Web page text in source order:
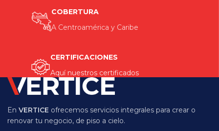
COBERTURA
A Centroamérica y Caribe
CERTIFICACIONES
Aquí nuestros certificados
En VERTICE ofrecemos servicios integrales para crear o
renovar tu negocio, de piso a cielo.